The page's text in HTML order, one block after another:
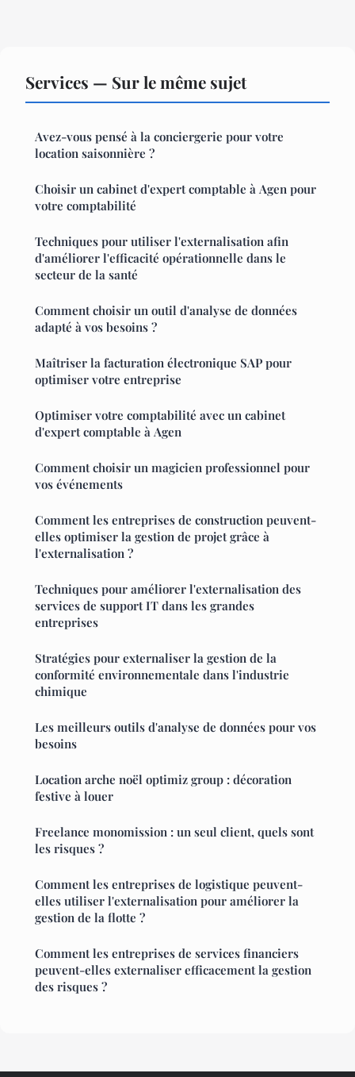
Services — Sur le même sujet
Avez-vous pensé à la conciergerie pour votre
location saisonnière ?
Choisir un cabinet d'expert comptable à Agen pour
votre comptabilité
Techniques pour utiliser l'externalisation afin
d'améliorer l'efficacité opérationnelle dans le
secteur de la santé
Comment choisir un outil d'analyse de données
adapté à vos besoins ?
Maîtriser la facturation électronique SAP pour
optimiser votre entreprise
Optimiser votre comptabilité avec un cabinet
d'expert comptable à Agen
Comment choisir un magicien professionnel pour
vos événements
Comment les entreprises de construction peuvent-
elles optimiser la gestion de projet grâce à
l'externalisation ?
Techniques pour améliorer l'externalisation des
services de support IT dans les grandes
entreprises
Stratégies pour externaliser la gestion de la
conformité environnementale dans l'industrie
chimique
Les meilleurs outils d'analyse de données pour vos
besoins
Location arche noël optimiz group : décoration
festive à louer
Freelance monomission : un seul client, quels sont
les risques ?
Comment les entreprises de logistique peuvent-
elles utiliser l'externalisation pour améliorer la
gestion de la flotte ?
Comment les entreprises de services financiers
peuvent-elles externaliser efficacement la gestion
des risques ?